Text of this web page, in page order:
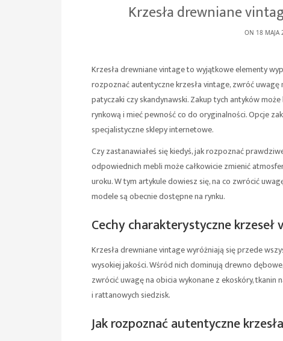
Krzesła drewniane
ON 18 MAJA
Krzesła drewniane vintage to wyjątkowe elementy
rozpoznać autentyczne krzesła vintage, zwróć
patyczaki czy skandynawski. Zakup tych antyków
rynkową i mieć pewność co do oryginalności. Opcje
specjalistyczne sklepy internetowe.
Czy zastanawiałeś się kiedyś, jak rozpoznać
odpowiednich mebli może całkowicie zmienić
uroku. W tym artykule dowiesz się, na co zwrócić
modele są obecnie dostępne na rynku.
Cechy charakterystyczne krzeseł
Krzesła drewniane vintage wyróżniają się przede
wysokiej jakości. Wśród nich dominują drewno
zwrócić uwagę na obicia wykonane z ekoskóry,
i rattanowych siedzisk.
Jak rozpoznać autentyczne